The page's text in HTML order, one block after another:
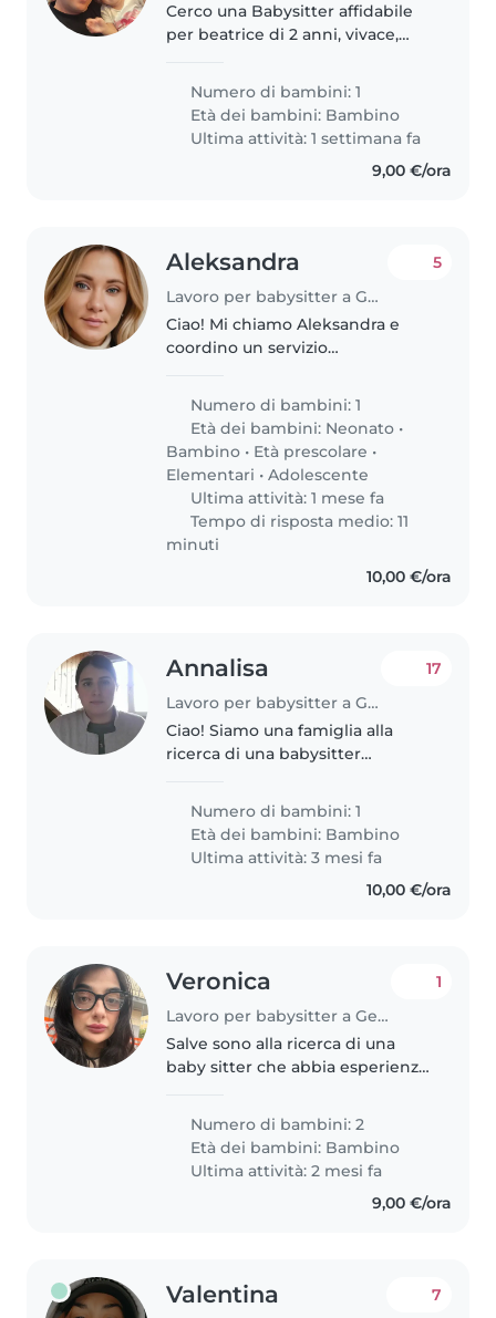
Cerco una Babysitter affidabile
per beatrice di 2 anni, vivace,
una persona che sappia gestire
con dolcezza e pazienza i bimbi
piccoli. Contattami..
Numero di bambini: 1
Età dei bambini: Bambino
Ultima attività: 1 settimana fa
9,00 €/ora
Aleksandra
Lavoro per babysitter a Genova
5
Ciao! Mi chiamo Aleksandra e
coordino un servizio
Genova e dintorni. Sono
appassionata di cura e supporto
ai bambini e lavoro con nanny
affidabili ed..
Numero di bambini: 1
Età dei bambini: Neonato •
Bambino • Età prescolare •
Elementari •Adolescente
Ultima attività: 1 mese fa
Tempo di risposta medio: 11
minuti
10,00 €/ora
Annalisa
Lavoro per babysitter a Genova
17
Ciao! Siamo una famiglia alla
ricerca di una babysitter
anni e mezzo. La nostra casa
accoglie anche due gatti
amichevoli, quindi è importante
che..
Numero di bambini: 1
Età dei bambini: Bambino
Ultima attività: 3 mesi fa
10,00 €/ora
Veronica
Lavoro per babysitter a Genova
1
Salve sono alla ricerca di una
baby sitter che abbia esperienza
Numero di bambini: 2
Età dei bambini: Bambino
Ultima attività: 2 mesi fa
9,00 €/ora
Valentina 7